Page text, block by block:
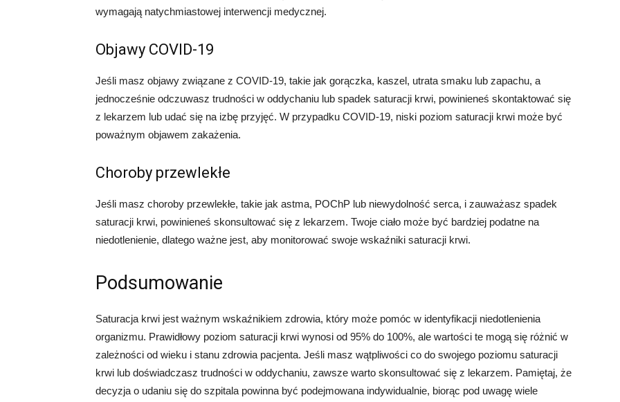
wymagają natychmiastowej interwencji medycznej.
Objawy COVID-19
Jeśli masz objawy związane z COVID-19, takie jak gorączka, kaszel, utrata smaku lub zapachu, a
jednocześnie odczuwasz trudności w oddychaniu lub spadek saturacji krwi, powinieneś skontaktować się
z lekarzem lub udać się na izbę przyjęć. W przypadku COVID-19, niski poziom saturacji krwi może być
poważnym objawem zakażenia.
Choroby przewlekłe
Jeśli masz choroby przewlekłe, takie jak astma, POChP lub niewydolność serca, i zauważasz spadek
saturacji krwi, powinieneś skonsultować się z lekarzem. Twoje ciało może być bardziej podatne na
niedotlenienie, dlatego ważne jest, aby monitorować swoje wskaźniki saturacji krwi.
Podsumowanie
Saturacja krwi jest ważnym wskaźnikiem zdrowia, który może pomóc w identyfikacji niedotlenienia
organizmu. Prawidłowy poziom saturacji krwi wynosi od 95% do 100%, ale wartości te mogą się różnić w
zależności od wieku i stanu zdrowia pacjenta. Jeśli masz wątpliwości co do swojego poziomu saturacji
krwi lub doświadczasz trudności w oddychaniu, zawsze warto skonsultować się z lekarzem. Pamiętaj, że
decyzja o udaniu się do szpitala powinna być podejmowana indywidualnie, biorąc pod uwagę wiele